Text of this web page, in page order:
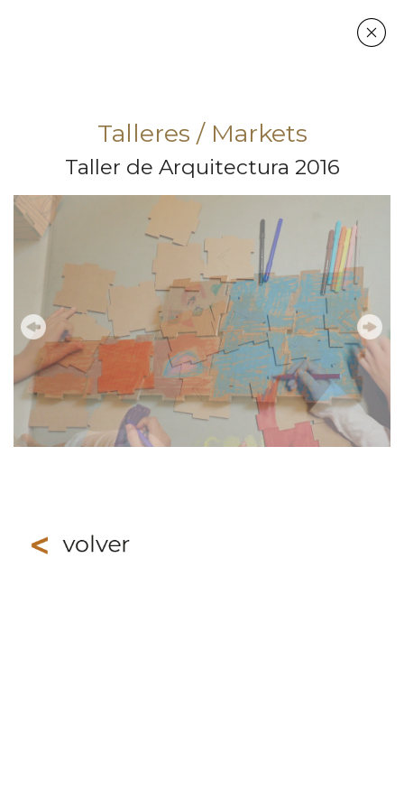
Talleres / Markets
Taller de Arquitectura 2016